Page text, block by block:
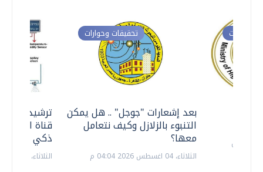
ترشيدا
قناة
ذكي
الثلاثاء، 14 يوليو 2026 06:11 م
تحقيقات وحوارات
بعد إشعارات "جوجل" .. هل يمكن
التنبوء بالزلازل وكيف نتعامل
معها؟
الثلاثاء، 04 اغسطس 2026 04:04 م
وحوارات